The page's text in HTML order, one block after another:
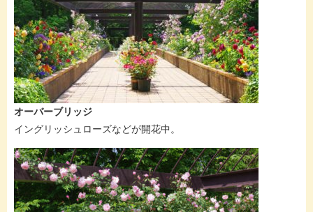
オーバーブリッジ
イングリッシュローズなどが開花中。